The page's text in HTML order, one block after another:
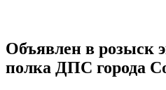
Объявлен в розыск
полка ДПС города